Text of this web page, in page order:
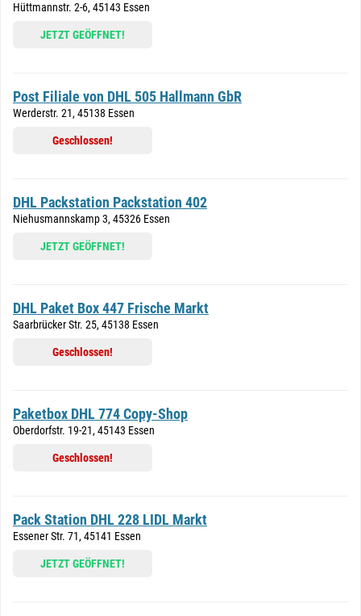
Hüttmannstr. 2-6, 45143 Essen
JETZT GEÖFFNET!
Post Filiale von DHL 505 Hallmann GbR
Werderstr. 21, 45138 Essen
Geschlossen!
DHL Packstation Packstation 402
Niehusmannskamp 3, 45326 Essen
JETZT GEÖFFNET!
DHL Paket Box 447 Frische Markt
Saarbrücker Str. 25, 45138 Essen
Geschlossen!
Paketbox DHL 774 Copy-Shop
Oberdorfstr. 19-21, 45143 Essen
Geschlossen!
Pack Station DHL 228 LIDL Markt
Essener Str. 71, 45141 Essen
JETZT GEÖFFNET!